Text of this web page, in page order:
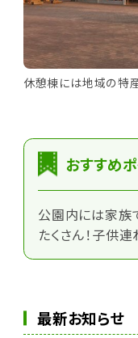
休憩棟には地域の特
おすすめ
公園内には家族
たくさん！子供
最新お知らせ